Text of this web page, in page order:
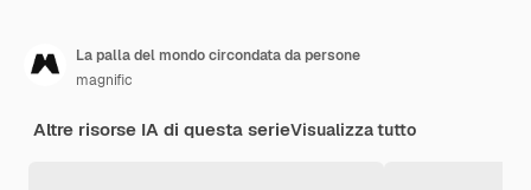
La palla del mondo circondata da persone
magnific
Altre risorse IA di questa serieVisualizza tutto